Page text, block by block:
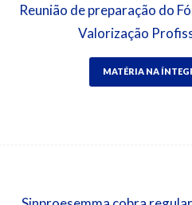
Reunião de preparação do
Valorização
MATÉRIA NA